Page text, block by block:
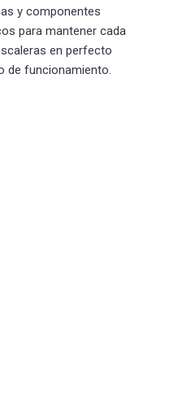
y componentes
para mantener cada
en perfecto
de funcionamiento.